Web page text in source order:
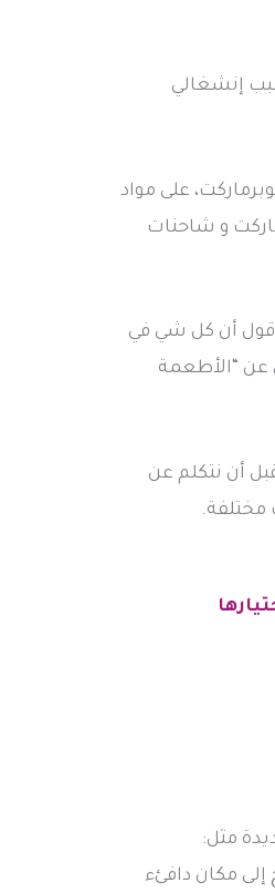
إنشغالي
على مواد
و شاحنات
أقول أن كل شي في
عن “الأطعمة
أن نتكلم عن
مختلفة.
مثل:
إلى مكان دافئء